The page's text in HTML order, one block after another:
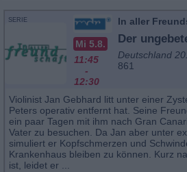
SERIE
Mi 5.8.
11:45
-
12:30
In aller
Der
Deutschland
861
Violinist Jan Gebhard litt unter einer
Peters operativ entfernt hat. Seine
ein paar Tagen mit ihm nach Gran
Vater zu besuchen. Da Jan aber unter
simuliert er Kopfschmerzen und
Krankenhaus bleiben zu können. Kurz
ist, leidet er ...